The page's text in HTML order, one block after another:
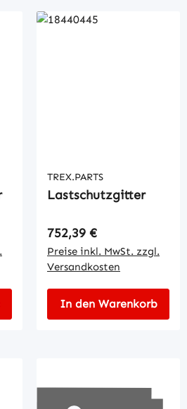
TREX.PARTS
Lastschutzgitter
Regulärer Preis:
752,39 €
Preise inkl. MwSt. zzgl.
Versandkosten
In den Warenkorb